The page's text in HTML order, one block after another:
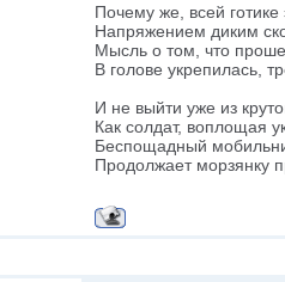
Почему же, всей готике
Напряжением диким
Мысль о том, что
В голове укрепилась,
И не выйти уже из
Как солдат, воплощая
Беспощадный
Продолжает морзянку